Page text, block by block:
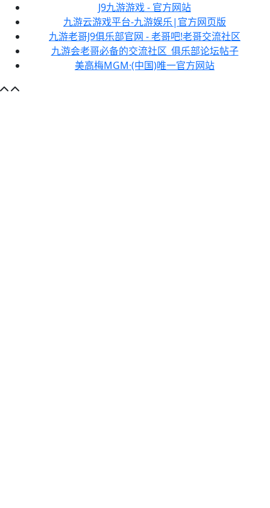
J9九游游戏 - 官方网站
九游云游戏平台-九游娱乐|官方网页版
九游老哥J9俱乐部官网 - 老哥吧!老哥交流社区
九游会老哥必备的交流社区_俱乐部论坛帖子
美高梅MGM·(中国)唯一官方网站